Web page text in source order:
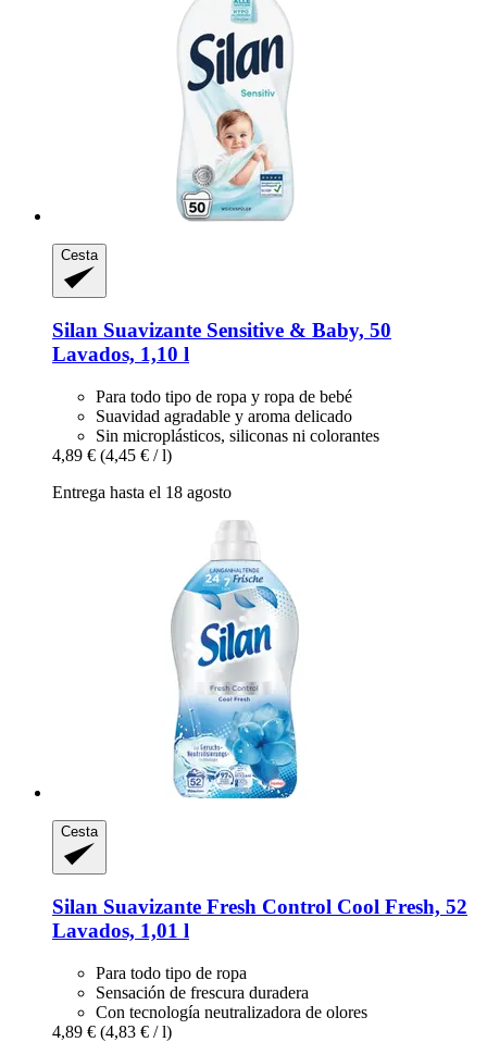
Cesta
Silan Suavizante Sensitive & Baby, 50
Lavados, 1,10 l
Para todo tipo de ropa y ropa de bebé
Suavidad agradable y aroma delicado
Sin microplásticos, siliconas ni colorantes
4,89 € (4,45 € / l)
Entrega hasta el 18 agosto
Cesta
Silan Suavizante Fresh Control Cool Fresh, 52
Lavados, 1,01 l
Para todo tipo de ropa
Sensación de frescura duradera
Con tecnología neutralizadora de olores
4,89 € (4,83 € / l)